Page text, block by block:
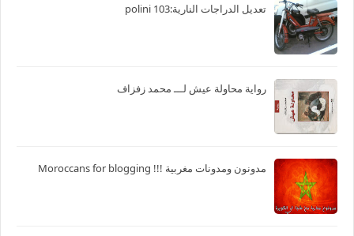
تعديل الدراجات النارية:103 polini
رواية محاولة عيش لـــ محمد زفزاف
مدونون ومدونات مغربية !!! Moroccans for blogging